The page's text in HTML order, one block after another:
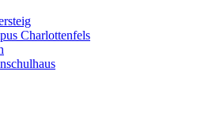
Charlottenfels